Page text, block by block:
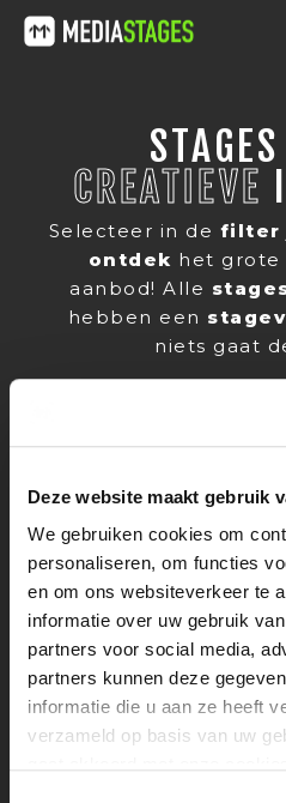
Deze website maakt gebruik
We gebruiken cookies om
personaliseren, om functies
en om ons websiteverkeer te
informatie over uw gebruik
partners voor social media,
partners kunnen deze
informatie die u aan ze heeft
verzameld op basis van uw
CREATIEVE
Selecteer in de
ontdek het grote
aanbod! Alle
hebben een
niets gaat
PRODUCTIE STAGIAIR
HOLLAND